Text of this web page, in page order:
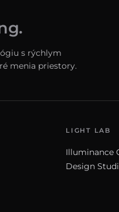
s rýchlym
menia priestory.
LIGHT LAB
Illuminance
Design